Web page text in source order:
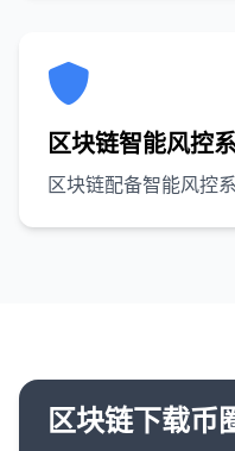
区块链智能风控
区块链配备智能风控
区块链下载币